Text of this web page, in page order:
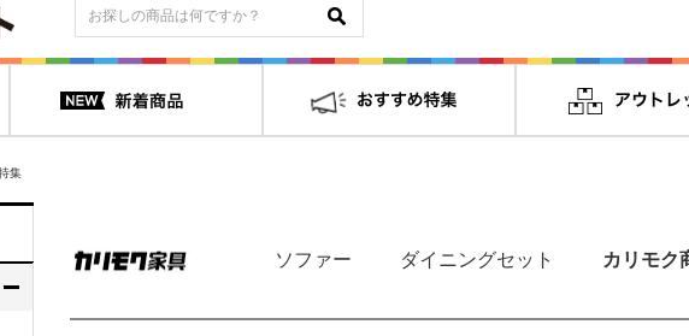
集
ソファー ダイニングセット カリモク